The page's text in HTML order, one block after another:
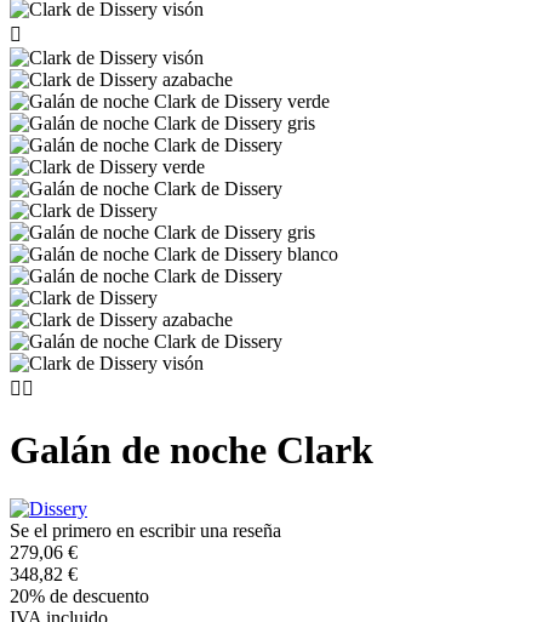

 
Galán de noche Clark
Se el primero en escribir una reseña
279,06 €
348,82 €
20% de descuento
IVA incluido